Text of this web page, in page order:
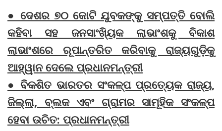
● ଦେଶର ୭୦ କୋଟି ଯୁବକଙ୍କୁ ସମ୍ପତ୍ତି ବୋଲି
କହିବା ସହ ଜନସାଂଖ୍ୟିକ ଲାଭାଂଶକୁ ବିକାଶ
ଲାଭାଂଶରେ ରୂପାନ୍ତରିତ କରିବାକୁ ରାଜ୍ୟଗୁଡ଼ିକୁ
ଆହ୍ୱାନ ଦେଲେ ପ୍ରଧାନମନ୍ତ୍ରୀ
● ବିକଶିତ ଭାରତର ସଂକଳ୍ପ ପ୍ରତ୍ୟେକ ରାଜ୍ୟ,
ଜିଲ୍ଲା, ବ୍ଲକ ଏବଂ ଗ୍ରାମର ସାମୂହିକ ସଂକଳ୍ପ
ହେବା ଉଚିତ: ପ୍ରଧାନମନ୍ତ୍ରୀ